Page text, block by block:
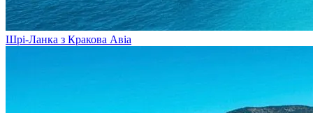
Шрі-Ланка з Кракова Авіа